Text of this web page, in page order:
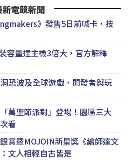
新電競新聞
》發售5日前喊卡，技
容量達主機3倍大，官方解釋
恐波及全球遊戲，開發者與玩
萬聖節派對」登場！園區三大
看
銀賞暨MOJOIN新星獎《繪師達文
文人相輕自古皆是